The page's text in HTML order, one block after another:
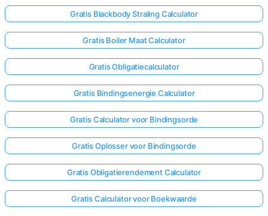
Gratis Blackbody Straling Calculator
Gratis Boiler Maat Calculator
Gratis Obligatiecalculator
Gratis Bindingsenergie Calculator
Gratis Calculator voor Bindingsorde
Gratis Oplosser voor Bindingsorde
Gratis Obligatierendement Calculator
Gratis Calculator voor Boekwaarde